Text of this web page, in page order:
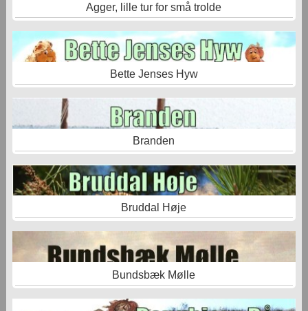
Agger, lille tur for små trolde
Bette Jenses Hyw
Branden
Bruddal Høje
Bundsbæk Mølle